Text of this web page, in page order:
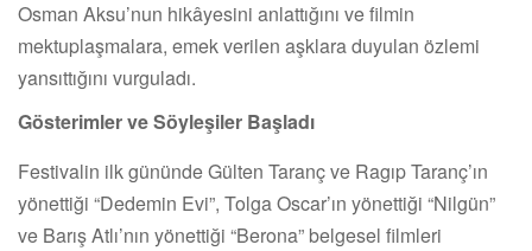
Osman Aksu’nun hikâyesini anlattığını ve filmin
mektuplaşmalara, emek verilen aşklara duyulan özlemi
yansıttığını vurguladı.
Gösterimler ve Söyleşiler Başladı
Festivalin ilk gününde Gülten Taranç ve Ragıp Taranç’ın
yönettiği “Dedemin Evi”, Tolga Oscar’ın yönettiği “Nilgün”
ve Barış Atlı’nın yönettiği “Berona” belgesel filmleri